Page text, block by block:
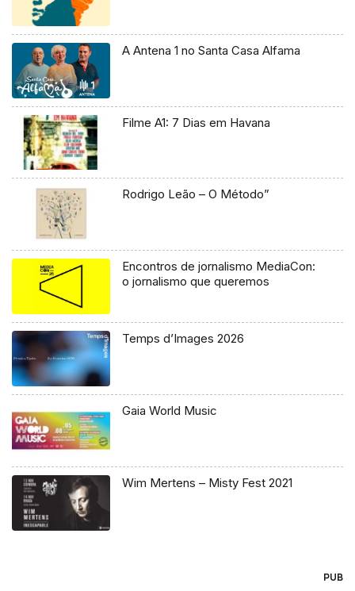
A Antena 1 no Santa Casa Alfama
Filme A1: 7 Dias em Havana
Rodrigo Leão – O Método”
Encontros de jornalismo MediaCon:
o jornalismo que queremos
Temps d’Images 2026
Gaia World Music
Wim Mertens – Misty Fest 2021
PUB